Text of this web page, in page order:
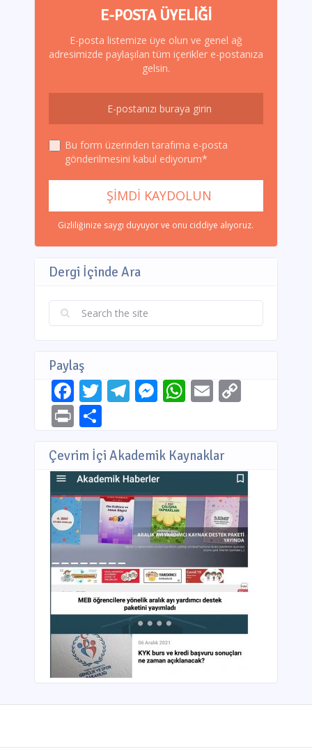
E-POSTA ÜYELIĞI
E-posta listemize üye olun ve genel ağ
adresimizde paylaşılan tüm içerikler e-postanıza
gelsin.
Bu form üzerinden tarafıma e-posta
gönderilmesini kabul ediyorum*
Gizliliğinize saygı duyuyor ve onu ciddiye alıyoruz.
Dergi İçinde Ara
Paylaş
Facebook
Twitter
Telegram
Messenger
WhatsApp
EmailCopy
PrintShare
Çevrim İçi Akademik Kaynaklar